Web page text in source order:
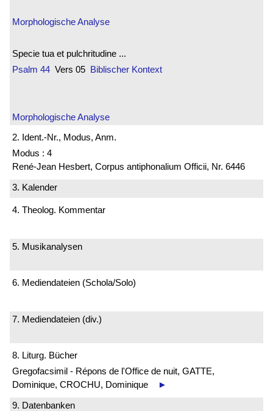
Morphologische Analyse
Specie tua et pulchritudine ...
Psalm 44 Vers 05 Biblischer Kontext
Morphologische Analyse
2. Ident.-Nr., Modus, Anm.
Modus : 4
René-Jean Hesbert, Corpus antiphonalium Officii, Nr. 6446
3. Kalender
4. Theolog. Kommentar
5. Musikanalysen
6. Mediendateien (Schola/Solo)
7. Mediendateien (div.)
8. Liturg. Bücher
Gregofacsimil - Répons de l'Office de nuit, GATTE,
Dominique, CROCHU, Dominique
►
9. Datenbanken